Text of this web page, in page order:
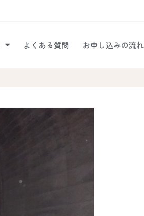
よくある質問 お申し込みの流れ